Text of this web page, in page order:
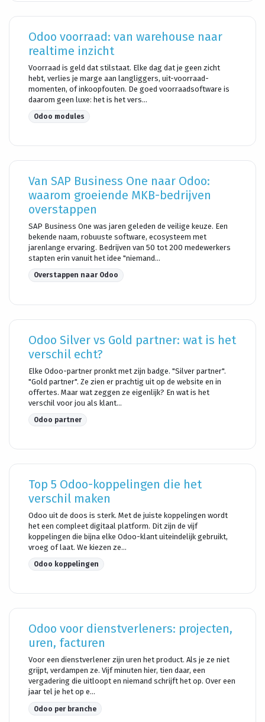
Odoo voorraad: van warehouse naar
realtime inzicht
Voorraad is geld dat stilstaat. Elke dag dat je geen zicht
hebt, verlies je marge aan langliggers, uit-voorraad-
momenten, of inkoopfouten. De goed voorraadsoftware is
daarom geen luxe: het is het vers...
Odoo modules
Van SAP Business One naar Odoo:
waarom groeiende MKB-bedrijven
overstappen
SAP Business One was jaren geleden de veilige keuze. Een
bekende naam, robuuste software, ecosysteem met
jarenlange ervaring. Bedrijven van 50 tot 200 medewerkers
stapten erin vanuit het idee "niemand...
Overstappen naar Odoo
Odoo Silver vs Gold partner: wat is het
verschil echt?
Elke Odoo-partner pronkt met zijn badge. "Silver partner".
"Gold partner". Ze zien er prachtig uit op de website en in
offertes. Maar wat zeggen ze eigenlijk? En wat is het
verschil voor jou als klant...
Odoo partner
Top 5 Odoo-koppelingen die het
verschil maken
Odoo uit de doos is sterk. Met de juiste koppelingen wordt
het een compleet digitaal platform. Dit zijn de vijf
koppelingen die bijna elke Odoo-klant uiteindelijk gebruikt,
vroeg of laat. We kiezen ze...
Odoo koppelingen
Odoo voor dienstverleners: projecten,
uren, facturen
Voor een dienstverlener zijn uren het product. Als je ze niet
grijpt, verdampen ze. Vijf minuten hier, tien daar, een
vergadering die uitloopt en niemand schrijft het op. Over een
jaar tel je het op e...
Odoo per branche